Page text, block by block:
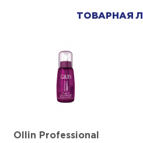
ТОВАРНАЯ
Ollin Professional